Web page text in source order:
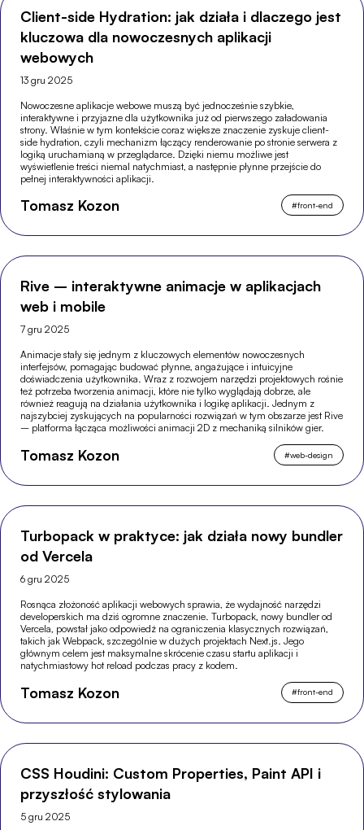
Client-side Hydration: jak działa i dlaczego jest
kluczowa dla nowoczesnych aplikacji
webowych
13 gru 2025
Nowoczesne aplikacje webowe muszą być jednocześnie szybkie,
interaktywne i przyjazne dla użytkownika już od pierwszego załadowania
strony. Właśnie w tym kontekście coraz większe znaczenie zyskuje client-
side hydration, czyli mechanizm łączący renderowanie po stronie serwera z
logiką uruchamianą w przeglądarce. Dzięki niemu możliwe jest
wyświetlenie treści niemal natychmiast, a następnie płynne przejście do
pełnej interaktywności aplikacji.
Tomasz Kozon #front-end
Rive – interaktywne animacje w aplikacjach
web i mobile
7 gru 2025
Animacje stały się jednym z kluczowych elementów nowoczesnych
interfejsów, pomagając budować płynne, angażujące i intuicyjne
doświadczenia użytkownika. Wraz z rozwojem narzędzi projektowych rośnie
też potrzeba tworzenia animacji, które nie tylko wyglądają dobrze, ale
również reagują na działania użytkownika i logikę aplikacji. Jednym z
najszybciej zyskujących na popularności rozwiązań w tym obszarze jest Rive
– platforma łącząca możliwości animacji 2D z mechaniką silników gier.
Tomasz Kozon #web-design
Turbopack w praktyce: jak działa nowy bundler
od Vercela
6 gru 2025
Rosnąca złożoność aplikacji webowych sprawia, że wydajność narzędzi
developerskich ma dziś ogromne znaczenie. Turbopack, nowy bundler od
Vercela, powstał jako odpowiedź na ograniczenia klasycznych rozwiązań,
takich jak Webpack, szczególnie w dużych projektach Next.js. Jego
głównym celem jest maksymalne skrócenie czasu startu aplikacji i
natychmiastowy hot reload podczas pracy z kodem.
Tomasz Kozon #front-end
CSS Houdini: Custom Properties, Paint API i
przyszłość stylowania
5 gru 2025